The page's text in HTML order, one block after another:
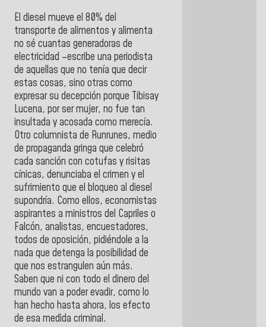
El diesel mueve el 80% del
transporte de alimentos y alimenta
no sé cuantas generadoras de
electricidad –escribe una periodista
de aquellas que no tenía que decir
estas cosas, sino otras como
expresar su decepción porque Tibisay
Lucena, por ser mujer, no fue tan
insultada y acosada como merecía.
Otro columnista de Runrunes, medio
de propaganda gringa que celebró
cada sanción con cotufas y risitas
cínicas, denunciaba el crimen y el
sufrimiento que el bloqueo al diesel
supondría. Como ellos, economistas
aspirantes a ministros del Capriles o
Falcón, analistas, encuestadores,
todos de oposición, pidiéndole a la
nada que detenga la posibilidad de
que nos estrangulen aún más.
Saben que ni con todo el dinero del
mundo van a poder evadir, como lo
han hecho hasta ahora, los efecto
de esa medida criminal.